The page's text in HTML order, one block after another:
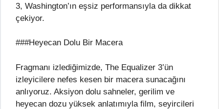
3, Washington’ın eşsiz performansıyla da dikkat
çekiyor.
###Heyecan Dolu Bir Macera
Fragmanı izlediğimizde, The Equalizer 3’ün
izleyicilere nefes kesen bir macera sunacağını
anlıyoruz. Aksiyon dolu sahneler, gerilim ve
heyecan dozu yüksek anlatımıyla film, seyircileri